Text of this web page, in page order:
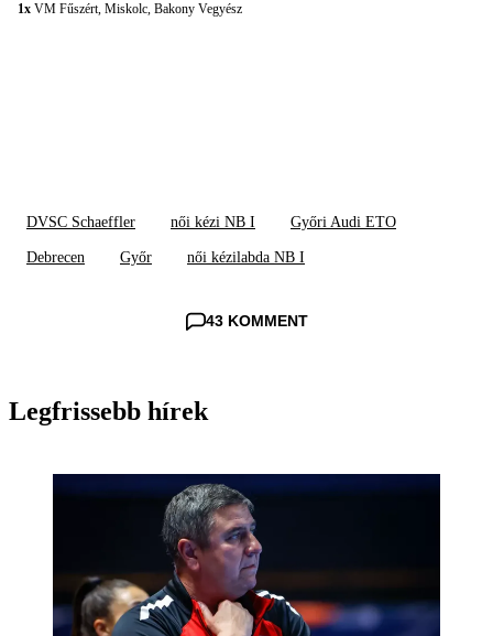
1x VM Fűszért, Miskolc, Bakony Vegyész
DVSC Schaeffler női kézi NB I Győri Audi ETO
Debrecen Győr női kézilabda NB I
43 KOMMENT
Legfrissebb hírek